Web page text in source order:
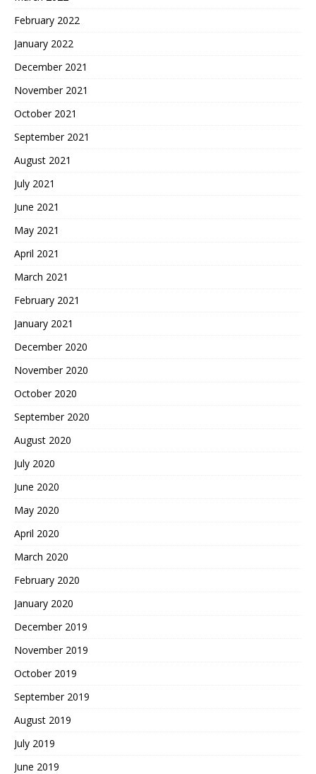
February 2022
January 2022
December 2021
November 2021
October 2021
September 2021
August 2021
July 2021
June 2021
May 2021
April 2021
March 2021
February 2021
January 2021
December 2020
November 2020
October 2020
September 2020
August 2020
July 2020
June 2020
May 2020
April 2020
March 2020
February 2020
January 2020
December 2019
November 2019
October 2019
September 2019
August 2019
July 2019
June 2019